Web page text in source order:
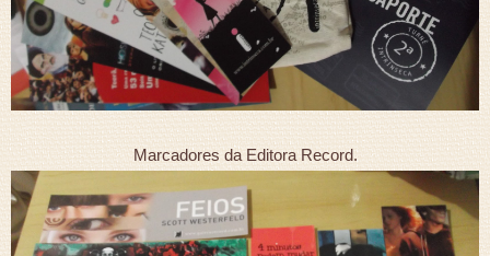
Marcadores da Editora Record.